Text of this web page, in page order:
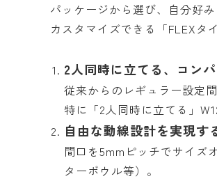
パッケージから選び、自分好
カスタマイズできる「FLEXタ
2人同時に立てる、コン
従来からのレギュラー設定
特に「2人同時に立てる」
自由な動線設計を実現す
間口を5mmピッチでサイズ
ターボウル等）。